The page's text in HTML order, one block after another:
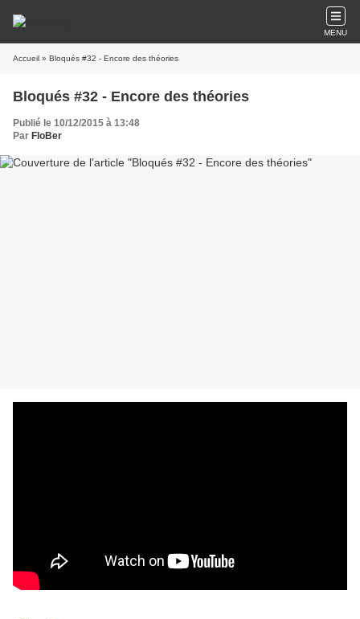
MENU
Accueil » Bloqués #32 - Encore des théories
Bloqués #32 - Encore des théories
Publié le 10/12/2015 à 13:48
Par FloBer